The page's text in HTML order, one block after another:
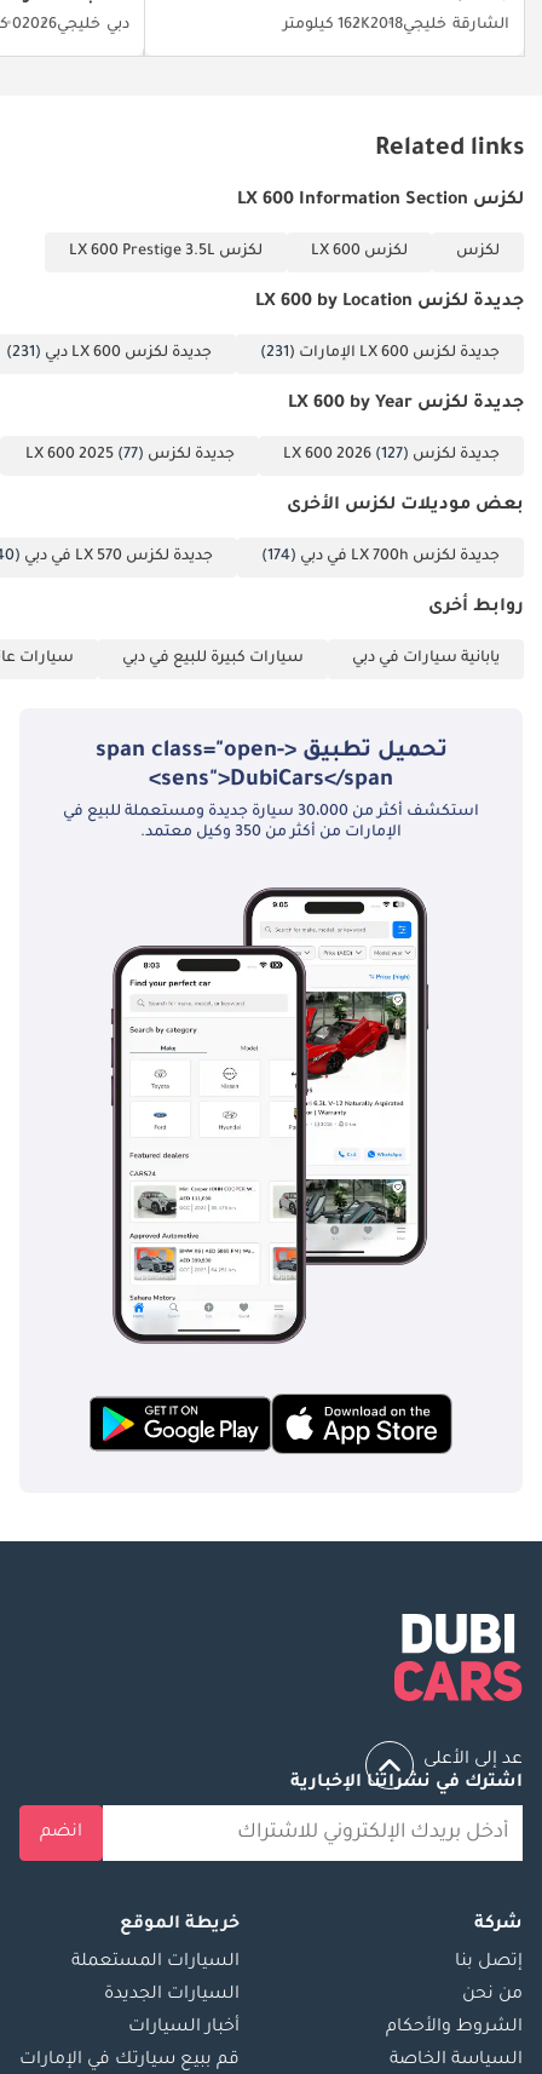
الشارقة خليجي2018162K كيلومتر دبي خليجي20260 كيلومتر
Related links
لكزس LX 600 Information Section
لكزس لكزس LX 600 لكزس LX 600 Prestige 3.5L
جديدة لكزس LX 600 by Location
جديدة لكزس LX 600 الإمارات (231) جديدة لكزس LX 600 دبي (231)
جديدة لكزس LX 600 by Year
جديدة لكزس LX 600 2026 (127) جديدة لكزس LX 600 2025 (77)
بعض موديلات لكزس الأخرى
جديدة لكزس LX 700h في دبي (174) جديدة لكزس LX 570 في دبي (40)
روابط أخرى
يابانية سيارات في دبي سيارات كبيرة للبيع في دبي سيارات
تحميل تطبيق <span class="open-
sens">DubiCars</span>
استكشف أكثر من 30،000 سيارة جديدة ومستعملة للبيع في
الإمارات من أكثر من 350 وكيل معتمد.
عد إلى الأعلى
اشترك في نشراتنا الإخبارية
انضم
شركة
إتصل بنا
من نحن
الشروط والأحكام
السياسة الخاصة
خريطة الموقع
السيارات المستعملة
السيارات الجديدة
أخبار السيارات
قم ببيع سيارتك في الإمارات